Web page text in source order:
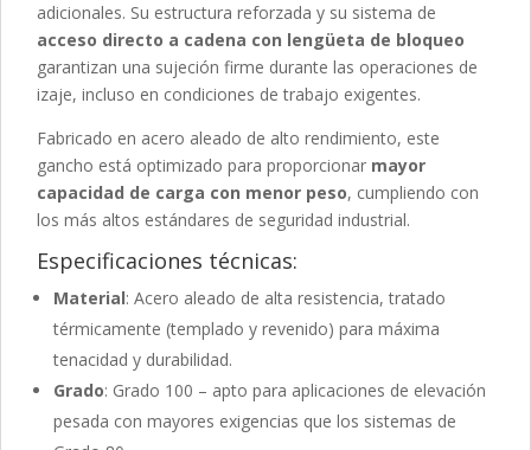
adicionales. Su estructura reforzada y su sistema de
acceso directo a cadena con lengüeta de bloqueo
garantizan una sujeción firme durante las operaciones de
izaje, incluso en condiciones de trabajo exigentes.
Fabricado en acero aleado de alto rendimiento, este
gancho está optimizado para proporcionar mayor
capacidad de carga con menor peso, cumpliendo con
los más altos estándares de seguridad industrial.
Especificaciones técnicas:
Material: Acero aleado de alta resistencia, tratado
térmicamente (templado y revenido) para máxima
tenacidad y durabilidad.
Grado: Grado 100 – apto para aplicaciones de elevación
pesada con mayores exigencias que los sistemas de